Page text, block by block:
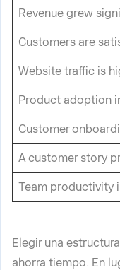
Revenue grew
Customers are
Website traffic is
Product adoption
Customer
A customer story
Team productivity
Elegir una
ahorra tiempo. En